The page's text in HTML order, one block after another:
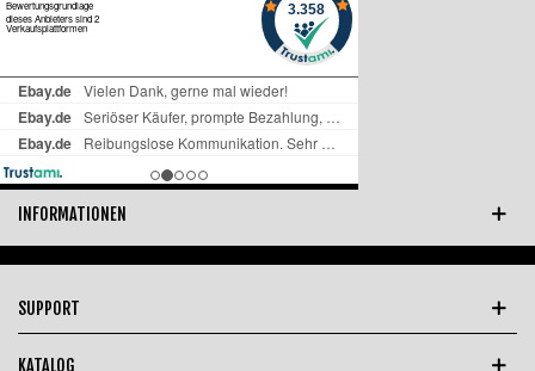
INFORMATIONEN
SUPPORT
KATALOG